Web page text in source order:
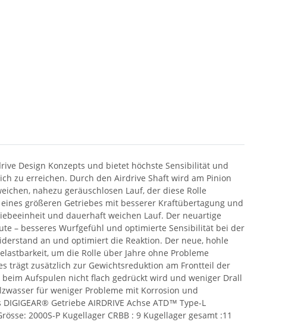
Design Konzepts und bietet höchste Sensibilität und
zu erreichen. Durch den Airdrive Shaft wird am Pinion
nahezu geräuschlosen Lauf, der diese Rolle
größeren Getriebes mit besserer Kraftübertagung und
und dauerhaft weichen Lauf. Der neuartige
– besseres Wurfgefühl und optimierte Sensibilität bei der
an und optimiert die Reaktion. Der neue, hohle
um die Rolle über Jahre ohne Probleme
trägt zusätzlich zur Gewichtsreduktion am Frontteil der
Aufspulen nicht flach gedrückt wird und weniger Drall
für weniger Probleme mit Korrosion und
Getriebe AIRDRIVE Achse ATD™ Type-L
2000S-P Kugellager CRBB : 9 Kugellager gesamt :11